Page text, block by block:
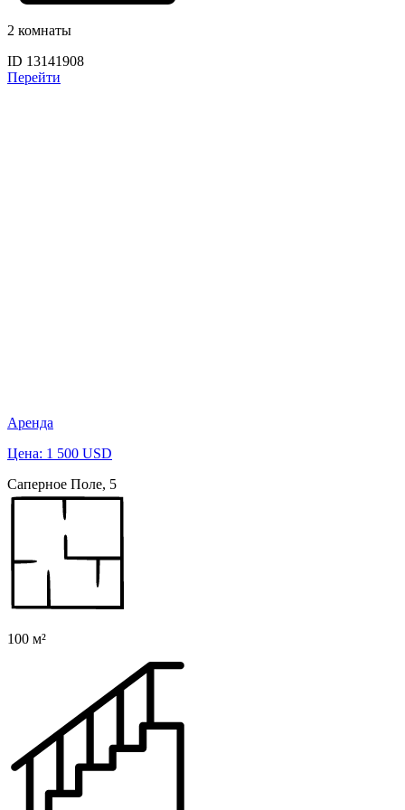
2 комнаты
ID 13141908
Перейти
Аренда
Цена: 1 500 USD
Саперное Поле, 5
100 м²